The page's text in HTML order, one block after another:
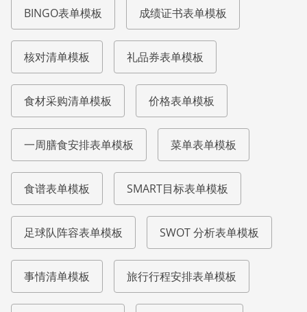
BINGO表单模板 成绩证书表单模板
核对清单模板 礼品券表单模板
食材采购清单模板 价格表单模板
一周膳食安排表单模板 菜单表单模板
食谱表单模板 SMART目标表单模板
足球队阵容表单模板 SWOT 分析表单模板
事情清单模板 旅行行程安排表单模板